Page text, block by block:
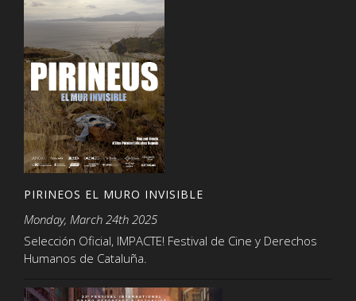
PIRINEOS EL MURO INVISIBLE
Monday, March 24th 2025
Selección Oficial, IMPACTE! Festival de Cine y Derechos
Humanos de Cataluña.